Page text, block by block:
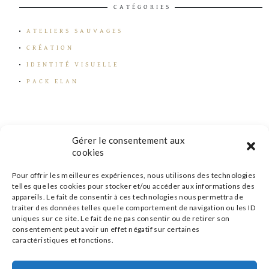
Gérer le consentement aux
cookies
Pour offrir les meilleures expériences, nous utilisons des technologies
telles que les cookies pour stocker et/ou accéder aux informations des
appareils. Le fait de consentir à ces technologies nous permettra de
traiter des données telles que le comportement de navigation ou les ID
uniques sur ce site. Le fait de ne pas consentir ou de retirer son
consentement peut avoir un effet négatif sur certaines
caractéristiques et fonctions.
CATÉGORIES
ATELIERS SAUVAGES
CRÉATION
IDENTITÉ VISUELLE
PACK ELAN
s'inscrire à la newsletter